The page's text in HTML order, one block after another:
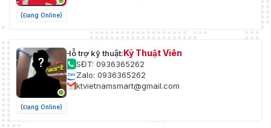
(Đang Online)
(Đang Online)
Hỗ trợ kỹ thuật:Kỹ Thuật Viên
SĐT: 0936365262
Zalo: 0936365262
ktvietnamsmart@gmail.com